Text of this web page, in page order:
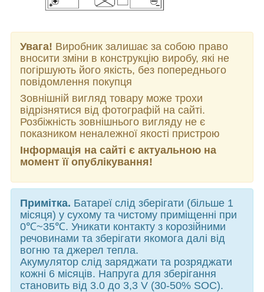
Увага! Виробник залишає за собою право
вносити зміни в конструкцію виробу, які не
погіршують його якість, без попереднього
повідомлення покупця
Зовнішній вигляд товару може трохи
відрізнятися від фотографій на сайті.
Розбіжність зовнішнього вигляду не є
показником неналежної якості пристрою
Інформація на сайті є актуальною на
момент її опублікування!
Примітка. Батареї слід зберігати (більше 1
місяця) у сухому та чистому приміщенні при
0℃~35℃. Уникати контакту з корозійними
речовинами та зберігати якомога далі від
вогню та джерел тепла.
Акумулятор слід заряджати та розряджати
кожні 6 місяців. Напруга для зберігання
становить від 3.0 до 3,3 V (30-50% SOC).